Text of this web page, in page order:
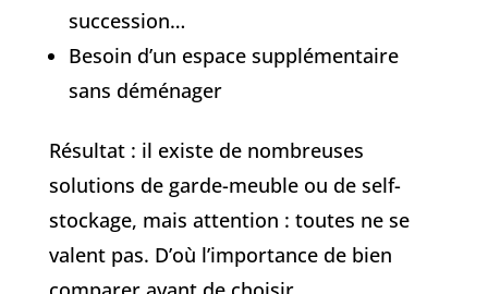
succession…
Besoin d’un espace supplémentaire
sans déménager
Résultat : il existe de nombreuses
solutions de garde-meuble ou de self-
stockage, mais attention : toutes ne se
valent pas. D’où l’importance de bien